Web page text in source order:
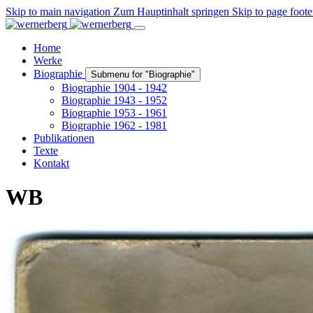
Skip to main navigation Zum Hauptinhalt springen Skip to page
Home
Werke
Biographie
Submenu for "Biographie"
Biographie 1904 - 1942
Biographie 1943 - 1952
Biographie 1953 - 1961
Biographie 1962 - 1981
Publikationen
Texte
Kontakt
WB